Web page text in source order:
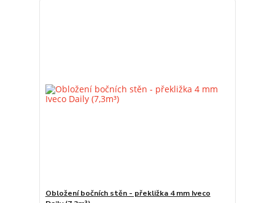
Obložení bočních stěn - překližka 4 mm Iveco